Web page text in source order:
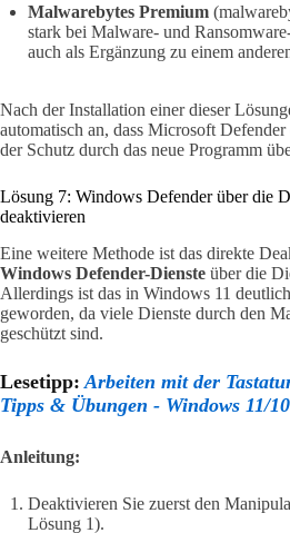
Malwarebytes Premium
stark bei Malware- und
auch als Ergänzung zu einem
Nach der Installation einer dieser
automatisch an, dass Microsoft
der Schutz durch das neue Programm
Lösung 7: Windows Defender über die
deaktivieren
Eine weitere Methode ist das direkte
Windows Defender-Dienste über die
Allerdings ist das in Windows 11
geworden, da viele Dienste durch den
geschützt sind.
Lesetipp: Arbeiten mit der
Tipps & Übungen - Windows 11/10
Anleitung:
Deaktivieren Sie zuerst den
Lösung 1).